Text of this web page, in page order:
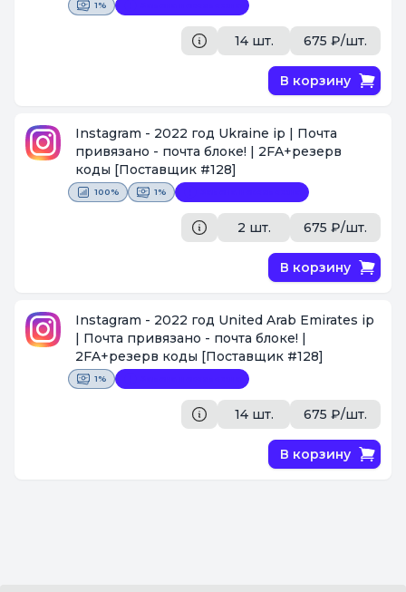
1%
14 шт. 675 ₽/шт.
В корзину
Instagram - 2022 год Ukraine ip | Почта
привязано - почта блоке! | 2FA+резерв
коды [Поставщик #128]
100% 1%
2 шт. 675 ₽/шт.
В корзину
Instagram - 2022 год United Arab Emirates ip
| Почта привязано - почта блоке! |
2FA+резерв коды [Поставщик #128]
1%
14 шт. 675 ₽/шт.
В корзину